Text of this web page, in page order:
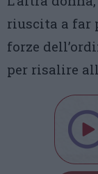
riuscita a far
forze
per risalire